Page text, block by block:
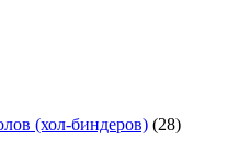
(хол-биндеров) (28)